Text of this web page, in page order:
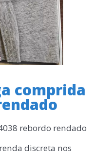
comprida
rebordo rendado
discreta nos